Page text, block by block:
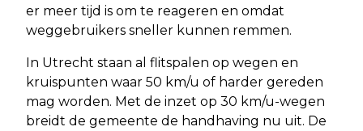
er meer tijd is om te reageren en omdat
weggebruikers sneller kunnen remmen.
In Utrecht staan al flitspalen op wegen en
kruispunten waar 50 km/u of harder gereden
mag worden. Met de inzet op 30 km/u-wegen
breidt de gemeente de handhaving nu uit. De